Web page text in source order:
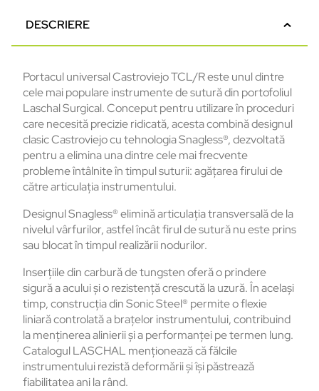
DESCRIERE
Portacul universal Castroviejo TCL/R este unul dintre
cele mai populare instrumente de sutură din portofoliul
Laschal Surgical. Conceput pentru utilizare în proceduri
care necesită precizie ridicată, acesta combină designul
clasic Castroviejo cu tehnologia Snagless®, dezvoltată
pentru a elimina una dintre cele mai frecvente
probleme întâlnite în timpul suturii: agățarea firului de
către articulația instrumentului.
Designul Snagless® elimină articulația transversală de la
nivelul vârfurilor, astfel încât firul de sutură nu este prins
sau blocat în timpul realizării nodurilor.
Inserțiile din carbură de tungsten oferă o prindere
sigură a acului și o rezistență crescută la uzură. În același
timp, construcția din Sonic Steel® permite o flexie
liniară controlată a brațelor instrumentului, contribuind
la menținerea alinierii și a performanței pe termen lung.
Catalogul LASCHAL menționează că fălcile
instrumentului rezistă deformării și își păstrează
fiabilitatea ani la rând.